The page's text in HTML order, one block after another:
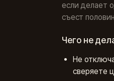
если делает
съест
Чего не
Не
сверяете